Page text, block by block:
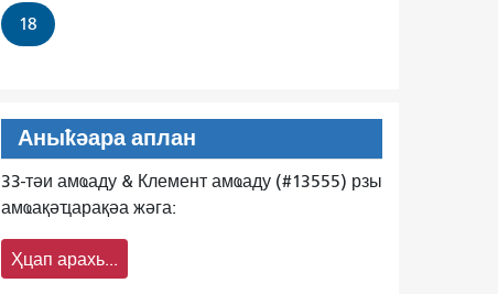
18
Аныҟәара аплан
33-тәи амҩаду & Клемент амҩаду (#13555) рзы
амҩақәҵарақәа жәга:
Ҳцап арахь...